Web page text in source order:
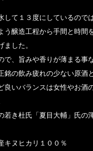
して１３度にしているので
う醸造工程から手間と時間
ました。
で、旨みや香りが薄まる事
銘の飲み疲れの少ない原酒
良いバランスは女性やお酒
若き杜氏「夏目大輔」氏の
キヌヒカリ１００％